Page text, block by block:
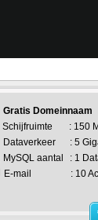
Gratis Domeinnaam
Schijfruimte
: 150
Dataverkeer
: 5
MySQL aantal
: 1
E-mail
: 10